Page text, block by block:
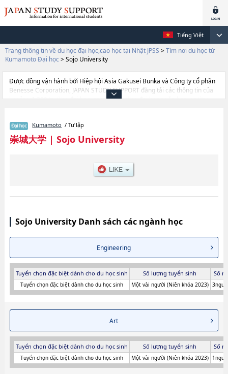
Tiếng Việt
Trang thông tin về du học đại học,cao học tại Nhật JPSS > Tìm nơi du học từ
Kumamoto Đại học > Sojo University
Được đồng vận hành bởi Hiệp hội Asia Gakusei Bunka và Công ty cổ phần
Benesse Corporation, JAPAN STUDY SUPPORT đăng tải các thông tin của
khoảng 1.300 trường đại học, cao học, trường đại học ngắn hạn, trường
thiết dành cho du học sinh, như là về các Ngành EngineeringhoặcNgành
ArthoặcNgành Pharmaceutical ScienceshoặcNgành Computer and
Information ScienceshoặcNgành Biotechnology and Life Sciences, thông
tuyển sinh, số lượng trúng tuyển, cở sở trang thiết bị, hướng dẫn địa điểm
Kumamoto / Tư lập
崇城大学| Sojo University
Sojo University Danh sách các ngành học
Engineering
Tuyển chọn đặc biệt dành cho du học sinh Số lượng tuyển sinh Số
Tuyển chọn đặc biệt dành cho du học sinh Một vài người (Niên khóa 2023)
Art
Tuyển chọn đặc biệt dành cho du học sinh Số lượng tuyển sinh Số
Tuyển chọn đặc biệt dành cho du học sinh Một vài người (Niên khóa 2023)